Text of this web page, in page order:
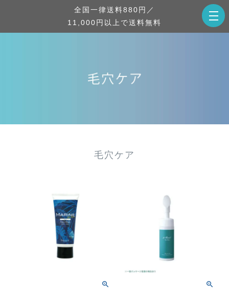
全国一律送料880円／
11,000円以上で送料無料
毛穴ケア